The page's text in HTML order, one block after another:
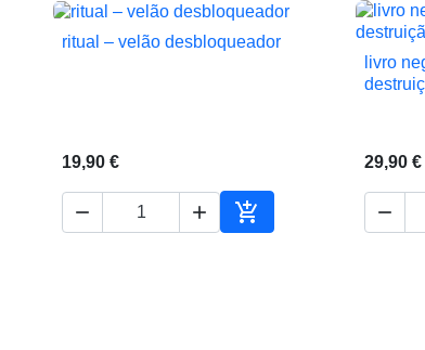
ao carrinho
 Vista rápida
ritual – velão desbloqueador
19,90 €
  
Adicionar ao carrinho
livro
29,90 €
